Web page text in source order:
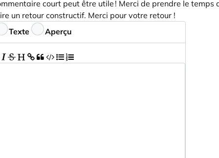
court peut être utile ! Merci de prendre le temps
un retour constructif. Merci pour votre retour !
Texte Aperçu